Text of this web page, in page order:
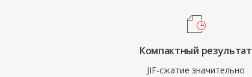
Компактный результат
JIF-сжатие значительно